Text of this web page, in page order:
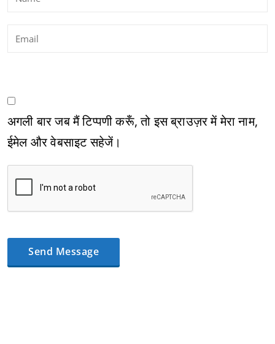
अगली बार जब मैं टिप्पणी करूँ, तो इस ब्राउज़र में मेरा नाम,
ईमेल और वेबसाइट सहेजें।